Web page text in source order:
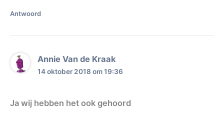
Antwoord
Annie Van de Kraak
14 oktober 2018 om 19:36
Ja wij hebben het ook gehoord